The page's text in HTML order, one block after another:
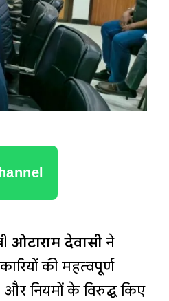
ओटाराम देवासीने
की महत्वपूर्ण
और नियमों के विरुद्ध किए